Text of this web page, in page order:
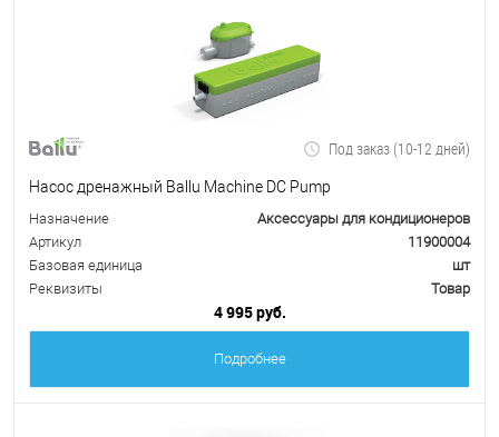
Под заказ (10-12 дней)
Насос дренажный Ballu Machine DC Pump
Назначение
Аксессуары для кондиционеров
Артикул
11900004
Базовая единица
шт
Реквизиты
Товар
4 995 руб.
Подробнее